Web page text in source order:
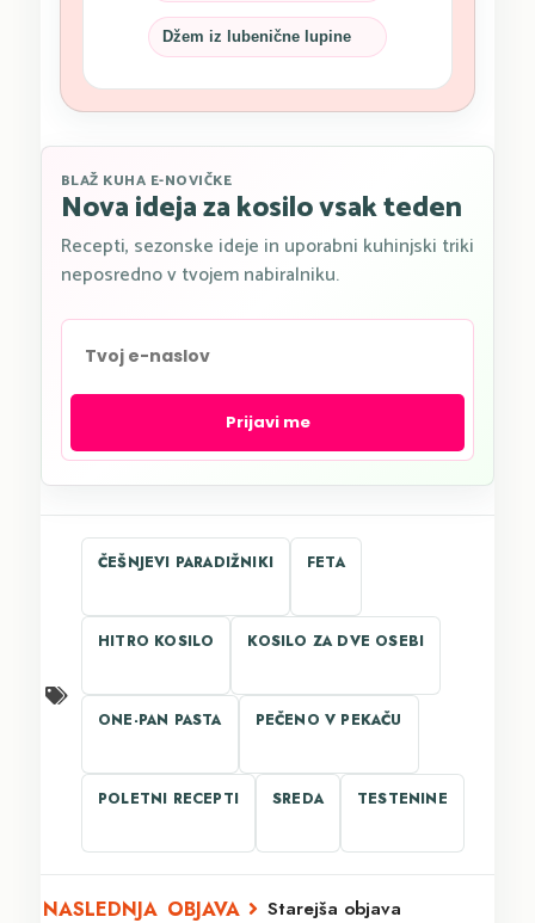
Džem iz lubenične lupine
BLAŽ KUHA E-NOVIČKE
Nova ideja za kosilo vsak teden
Recepti, sezonske ideje in uporabni kuhinjski triki
neposredno v tvojem nabiralniku.
Prijavi me
ČEŠNJEVI PARADIŽNIKI FETA
HITRO KOSILO KOSILO ZA DVE OSEBI
ONE-PAN PASTA PEČENO V PEKAČU
POLETNI RECEPTI SREDA TESTENINE
Starejša objava